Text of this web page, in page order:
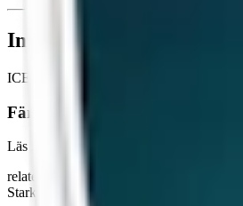
Information om
ICE är ett varumärke av
Färskt vitt snus
Läs mer om hur du förvarar ICE Cool
relaterade produkter
Stark